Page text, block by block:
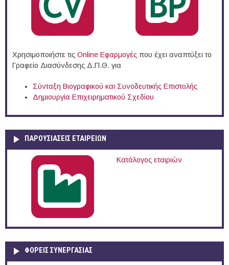
Χρησιμοποιήστε τις Online Eφαρμογές που έχει αναπτύξει το
Γραφείο Διασύνδεσης Δ.Π.Θ. για
Σύνταξη Βιογραφικού και Συνοδευτικής Επιστολής
Δημιουργία Επιχειρηματικού Σχεδίου
ΠΑΡΟΥΣΙΆΣΕΙΣ ΕΤΑΙΡΕΙΏΝ
Κατάλογος εταιριών
ΦΟΡΕΙΣ ΣΥΝΕΡΓΑΣΙΑΣ